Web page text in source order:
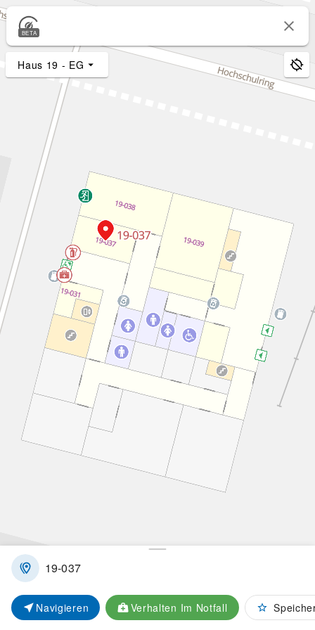
© OpenMapTiles © OpenStreetMap contributors
BETA
Haus 19 - EG
19-037
Navigieren Verhalten Im Notfall
3D-Bäume
2D-Bäume
Ausstellungen
Events
Sitzflächen
Nachhaltigkeit